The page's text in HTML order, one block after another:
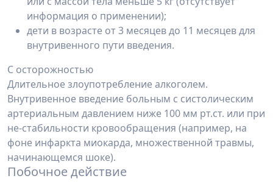
информация о применении);
дети в возрасте от 3 месяцев до 11 месяцев для
внутривенного пути введения.
С осторожностью
Длительное злоупотребление алкоголем.
Внутривенное введение больным с систолическим
артериальным давлением ниже 100 мм рт.ст. или при
не-стабильности кровообращения (например, на
фоне инфаркта миокарда, множественной травмы,
начинающемся шоке).
Побочное действие